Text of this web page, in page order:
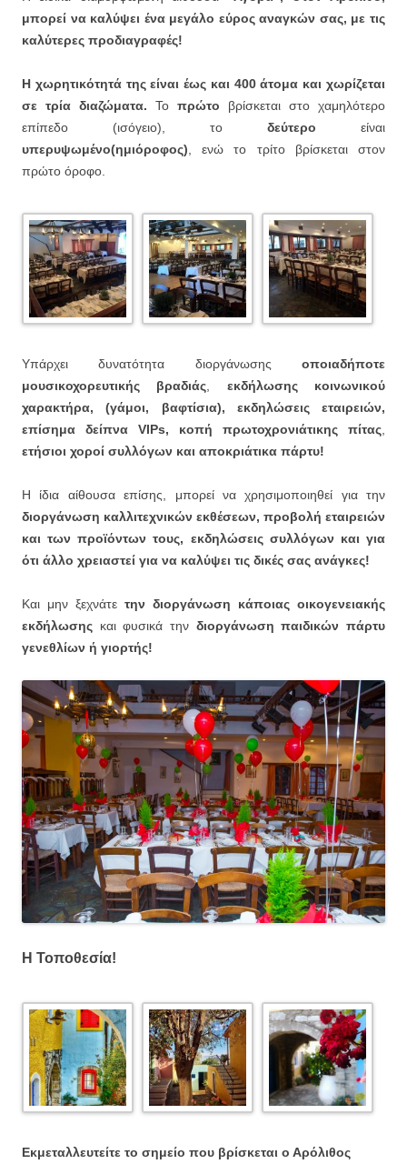
μπορεί να καλύψει ένα μεγάλο εύρος αναγκών σας, με τις
καλύτερες προδιαγραφές!
Η χωρητικότητά της είναι έως και 400 άτομα και χωρίζεται
σε τρία διαζώματα. Το πρώτο βρίσκεται στο χαμηλότερο
επίπεδο (ισόγειο), το δεύτερο είναι
υπερυψωμένο(ημιόροφος) , ενώ το τρίτο βρίσκεται στον
πρώτο όροφο.
Υπάρχει δυνατότητα διοργάνωσης οποιαδήποτε
μουσικοχορευτικής βραδιάς
εκδήλωσης κοινωνικού
χαρακτήρα, (γάμοι, βαφτίσια), εκδηλώσεις εταιρειών,
επίσημα δείπνα VIPs,
κοπή πρωτοχρονιάτικης πίτας
ετήσιοι χοροί συλλόγων και αποκριάτικα πάρτυ!
Η ίδια αίθουσα επίσης, μπορεί να χρησιμοποιηθεί για την
διοργάνωση καλλιτεχνικών εκθέσεων, προβολή εταιρειών
και των προϊόντων τους, εκδηλώσεις συλλόγων και για
ότι άλλο χρειαστεί για να καλύψει τις δικές σας ανάγκες!
Και μην ξεχνάτε την διοργάνωση κάποιας οικογενειακής
εκδήλωσης και φυσικά την διοργάνωση παιδικών πάρτυ
γενεθλίων ή γιορτής!
Η Τοποθεσία!
Εκμεταλλευτείτε το σημείο που βρίσκεται ο Αρόλιθος